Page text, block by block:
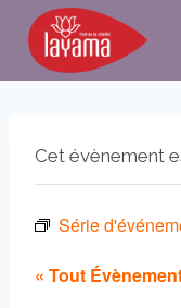
Aller
contenu
Cet évènement
Série
« Tout